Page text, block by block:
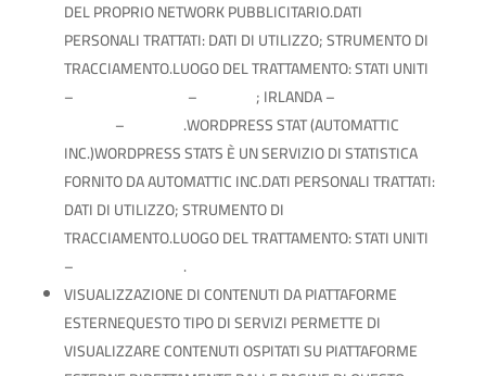
DEL PROPRIO NETWORK PUBBLICITARIO.DATI
PERSONALI TRATTATI: DATI DI UTILIZZO; STRUMENTO DI
TRACCIAMENTO.LUOGO DEL TRATTAMENTO: STATI UNITI
–
– ; IRLANDA –
–
.WORDPRESS STAT (AUTOMATTIC
INC.)WORDPRESS STATS È UN SERVIZIO DI STATISTICA
FORNITO DA AUTOMATTIC INC.DATI PERSONALI TRATTATI:
DATI DI UTILIZZO; STRUMENTO DI
TRACCIAMENTO.LUOGO DEL TRATTAMENTO: STATI UNITI
–
.
VISUALIZZAZIONE DI CONTENUTI DA PIATTAFORME
ESTERNEQUESTO TIPO DI SERVIZI PERMETTE DI
VISUALIZZARE CONTENUTI OSPITATI SU PIATTAFORME